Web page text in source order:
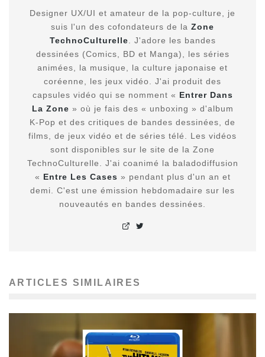
Designer UX/UI et amateur de la pop-culture, je
suis l'un des cofondateurs de la Zone
TechnoCulturelle . J'adore les bandes
dessinées (Comics, BD et Manga), les séries
animées, la musique, la culture japonaise et
coréenne, les jeux vidéo. J'ai produit des
capsules vidéo qui se nomment « Entrer Dans
La Zone » où je fais des « unboxing » d'album
K-Pop et des critiques de bandes dessinées, de
films, de jeux vidéo et de séries télé. Les vidéos
sont disponibles sur le site de la Zone
TechnoCulturelle. J'ai coanimé la baladodiffusion
« Entre Les Cases » pendant plus d'un an et
demi. C'est une émission hebdomadaire sur les
nouveautés en bandes dessinées.
ARTICLES SIMILAIRES